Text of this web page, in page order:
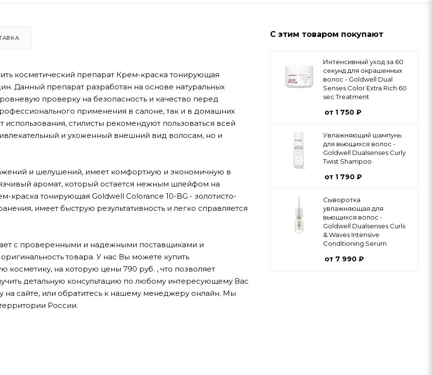
косметический препарат Крем-краска тонирующая
Данный препарат разработан на основе натуральных
проверку на безопасность и качество перед
применения в салоне, так и в домашних
стилисты рекомендуют пользоваться всей
и ухоженный внешний вид волосам, но и
и шелушений, имеет комфортную и экономичную в
аромат, который остается нежным шлейфом на
краска тонирующая Goldwell Colorance 10-BG - золотисто-
имеет быструю результативность и легко справляется
с проверенными и надежными поставщиками и
товара. У нас Вы можете купить
на которую цены 790 руб. , что позволяет
детальную консультацию по любому интересующему Вас
на сайте, или обратитесь к нашему менеджеру онлайн. Мы
России.
С этим товаром покупают
Интенсивный уход за 60
секунд для окрашенных
волос - Goldwell Dual
Senses Color Extra Rich 60
sec Treatment
от 1 750 ₽
Увлажняющий шампунь
для вьющихся волос -
Goldwell Dualsenses Curly
Twist Shampoo
от 1 790 ₽
Cыворотка
увлажняющая для
вьющихся волос -
Goldwell Dualsenses Curls
& Waves Intensive
Conditioning Serum
от 7 990 ₽